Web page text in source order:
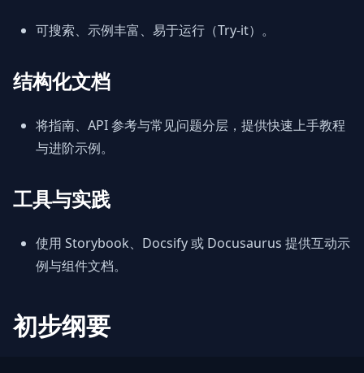
可搜索、示例丰富、易于运行（Try-it）。
结构化文档
将指南、API 参考与常见问题分层，提供快速上手教程
与进阶示例。
工具与实践
使用 Storybook、Docsify 或 Docusaurus 提供互动示
例与组件文档。
初步纲要